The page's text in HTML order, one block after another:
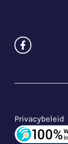
Privacybeleid